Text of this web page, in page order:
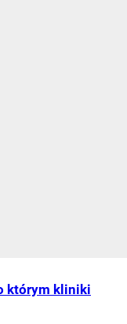
którym kliniki